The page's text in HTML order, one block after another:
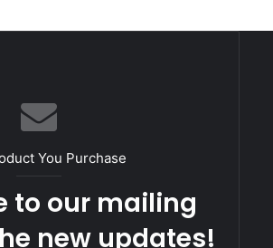
You Purchase
to our mailing
new updates!